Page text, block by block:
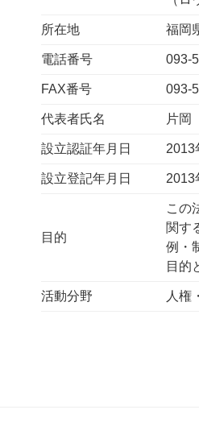
所在地 福岡
電話番号 093-
FAX番号 093-
代表者氏名 片
設立認証年月日 2013
設立登記年月日 2013
目的
この
関す
例・
目的
活動分野 人権